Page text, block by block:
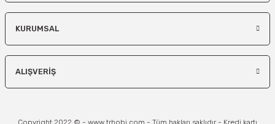
KURUMSAL
ALIŞVERIŞ
Copyright 2022 © - www.trhobi.com - Tüm hakları saklıdır - Kredi kartı